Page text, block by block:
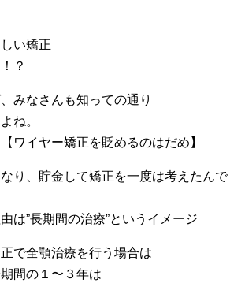
い矯正
？
みなさんも知っての通り
ね。
ワイヤー矯正を貶めるのはだめ】
り、貯金して矯正を一度は考えたんで
は”長期間の治療”というイメージ
で全顎治療を行う場合は
間の１〜３年は